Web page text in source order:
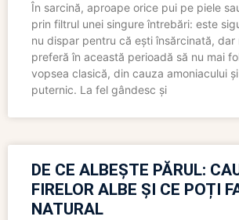
În sarcină, aproape orice pui pe piele
prin filtrul unei singure întrebări: este
nu dispar pentru că ești însărcinată, dar
preferă în această perioadă să nu mai
vopsea clasică, din cauza amoniacului
puternic. La fel gândesc și
DE CE ALBEȘTE PĂRUL:
FIRELOR ALBE ȘI CE POȚI
NATURAL